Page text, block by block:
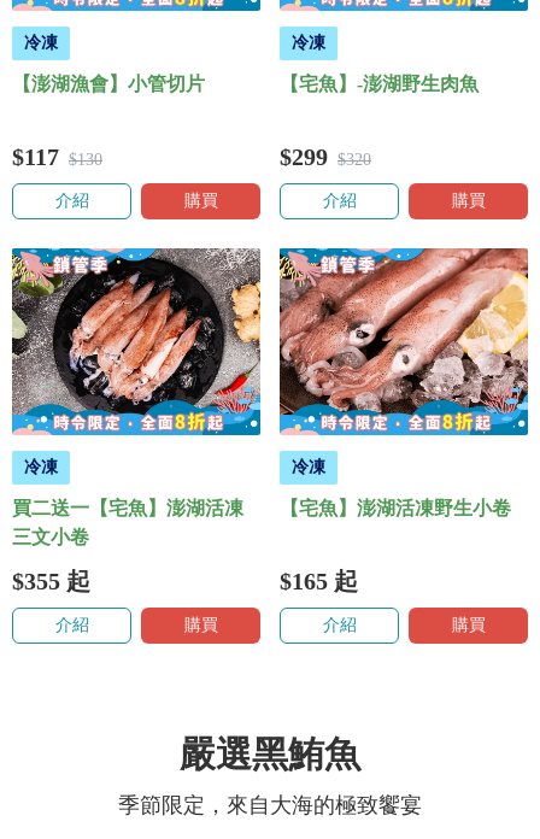
冷凍
【澎湖漁會】小管切片
$117 $130
介紹 購買
冷凍
【宅魚】-澎湖野生肉魚
$299 $320
介紹 購買
冷凍
買二送一【宅魚】澎湖活凍
三文小卷
$355 起
介紹 購買
冷凍
【宅魚】澎湖活凍野生小卷
$165 起
介紹 購買
嚴選黑鮪魚
季節限定，來自大海的極致饗宴